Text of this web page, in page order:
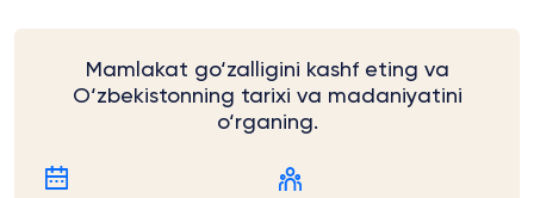
Mamlakat go‘zalligini kashf eting va
O‘zbekistonning tarixi va madaniyatini
o‘rganing.